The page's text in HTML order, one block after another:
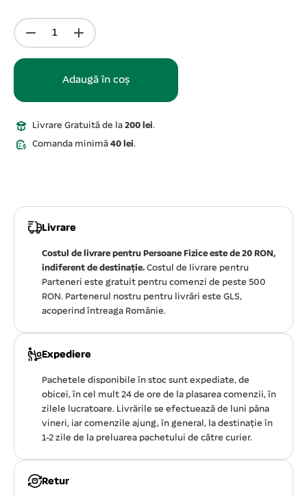
Adaugă în coș
Livrare Gratuită de la 200 lei.
Comanda minimă 40 lei.
Livrare
Costul de livrare pentru Persoane Fizice este de 20 RON,
indiferent de destinație. Costul de livrare pentru
Parteneri este gratuit pentru comenzi de peste 500
RON. Partenerul nostru pentru livrări este GLS,
acoperind întreaga Românie.
Expediere
Pachetele disponibile în stoc sunt expediate, de
obicei, în cel mult 24 de ore de la plasarea comenzii, în
zilele lucratoare. Livrările se efectuează de luni pâna
vineri, iar comenzile ajung, în general, la destinație în
1-2 zile de la preluarea pachetului de către curier.
Retur